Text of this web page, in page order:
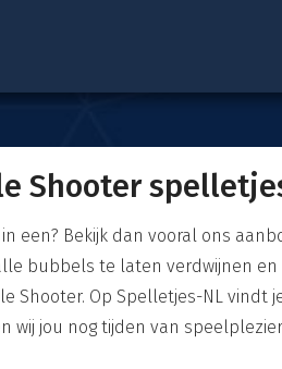
Shooter
een? Bekijk dan vooral ons
bubbels te laten verdwijnen
Shooter. Op Spelletjes-NL vindt
wij jou nog tijden van